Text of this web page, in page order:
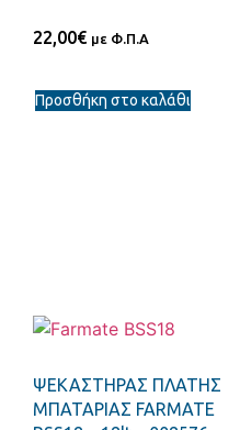
22,00€ με Φ.Π.Α
Προσθήκη στο καλάθι
ΨΕΚΑΣΤΗΡΑΣ ΠΛΑΤΗΣ
ΜΠΑΤΑΡΙΑΣ FARMATE